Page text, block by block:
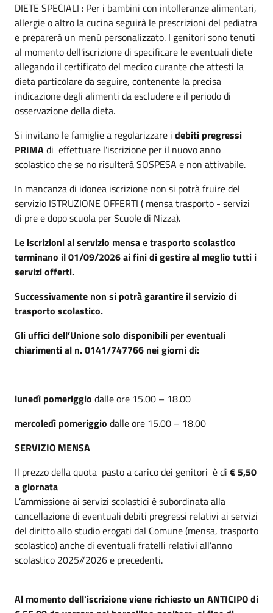
DIETE SPECIALI : Per i bambini con intolleranze alimentari,
allergie o altro la cucina seguirà le prescrizioni del pediatra
e preparerà un menù personalizzato. I genitori sono tenuti
al momento dell'iscrizione di specificare le eventuali diete
allegando il certificato del medico curante che attesti la
dieta particolare da seguire, contenente la precisa
indicazione degli alimenti da escludere e il periodo di
osservazione della dieta.
Si invitano le famiglie a regolarizzare i debiti pregressi
PRIMAdi effettuare l'iscrizione per il nuovo anno
scolastico che se no risulterà SOSPESA e non attivabile.
In mancanza di idonea iscrizione non si potrà fruire del
servizio ISTRUZIONE OFFERTI ( mensa trasporto - servizi
di pre e dopo scuola per Scuole di Nizza).
Le iscrizioni al servizio mensa e trasporto scolastico
terminano il 01/09/2026 ai fini di gestire al meglio tutti i
servizi offerti.
Successivamente non si potrà garantire il servizio di
trasporto scolastico.
Gli uffici dell’Unione solo disponibili per eventuali
chiarimenti al n. 0141/747766 nei giorni di:
lunedì pomeriggio dalle ore 15.00 – 18.00
mercoledì pomeriggio dalle ore 15.00 – 18.00
SERVIZIO MENSA
Il prezzo della quota pasto a carico dei genitori è di € 5,50
a giornata
L’ammissione ai servizi scolastici è subordinata alla
cancellazione di eventuali debiti pregressi relativi ai servizi
del diritto allo studio erogati dal Comune (mensa, trasporto
scolastico) anche di eventuali fratelli relativi all’anno
scolastico 2025//2026 e precedenti.
Al momento dell'iscrizione viene richiesto un ANTICIPO di